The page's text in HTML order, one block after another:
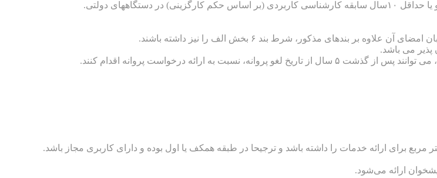
می باشد.
به ارائه درخواست پروانه اقدام کنند.
ارائه می‌شود.